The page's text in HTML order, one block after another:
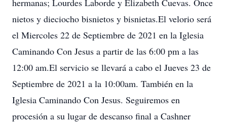
hermanas; Lourdes Laborde y Elizabeth Cuevas. Once
nietos y dieciocho bisnietos y bisnietas.El velorio será
el Miercoles 22 de Septiembre de 2021 en la Iglesia
Caminando Con Jesus a partir de las 6:00 pm a las
12:00 am.El servicio se llevará a cabo el Jueves 23 de
Septiembre de 2021 a la 10:00am. También en la
Iglesia Caminando Con Jesus. Seguiremos en
procesión a su lugar de descanso final a Cashner